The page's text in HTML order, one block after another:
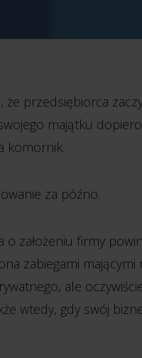
że przedsiębiorca
majątku
komornik.
za późno.
o założeniu firmy
zabiegami
ale
wtedy, gdy swój